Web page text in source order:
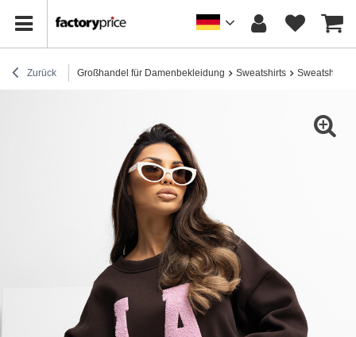
Zurück Großhandel für Damenbekleidung Sweatshirts Sweatshirts